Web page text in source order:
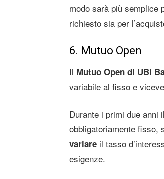
modo sarà più semplice
richiesto sia per
6. Mutuo Open
Il Mutuo Open di UBI
variabile al fisso e
Durante i primi due anni
obbligatoriamente fisso,
variare il tasso
esigenze.